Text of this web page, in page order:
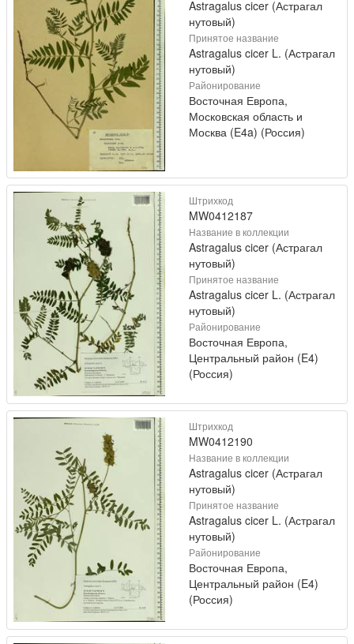
Astragalus cicer (Астрагал
нутовый)
Принятое название
Astragalus cicer L. (Астрагал
нутовый)
Районирование
Восточная Европа,
Московская область и
Москва (E4a) (Россия)
Штрихкод
MW0412187
Название в коллекции
Astragalus cicer (Астрагал
нутовый)
Принятое название
Astragalus cicer L. (Астрагал
нутовый)
Районирование
Восточная Европа,
Центральный район (E4)
(Россия)
Штрихкод
MW0412190
Название в коллекции
Astragalus cicer (Астрагал
нутовый)
Принятое название
Astragalus cicer L. (Астрагал
нутовый)
Районирование
Восточная Европа,
Центральный район (E4)
(Россия)